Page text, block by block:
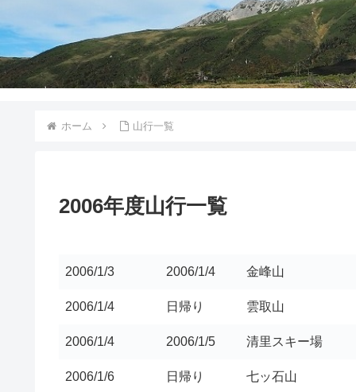
ホーム 山行一覧
2006年度山行一覧
2006/1/3 2006/1/4 金峰山
2006/1/4 日帰り 雲取山
2006/1/4 2006/1/5 清里スキー場
2006/1/6 日帰り 七ッ石山